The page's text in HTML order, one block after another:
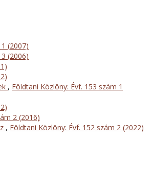
(2007)
(2006)
, Földtani Közlöny: Évf. 153 szám 1
2 (2016)
, Földtani Közlöny: Évf. 152 szám 2 (2022)